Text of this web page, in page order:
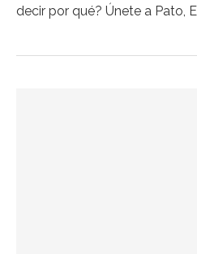
decir por qué? Únete a Pato,